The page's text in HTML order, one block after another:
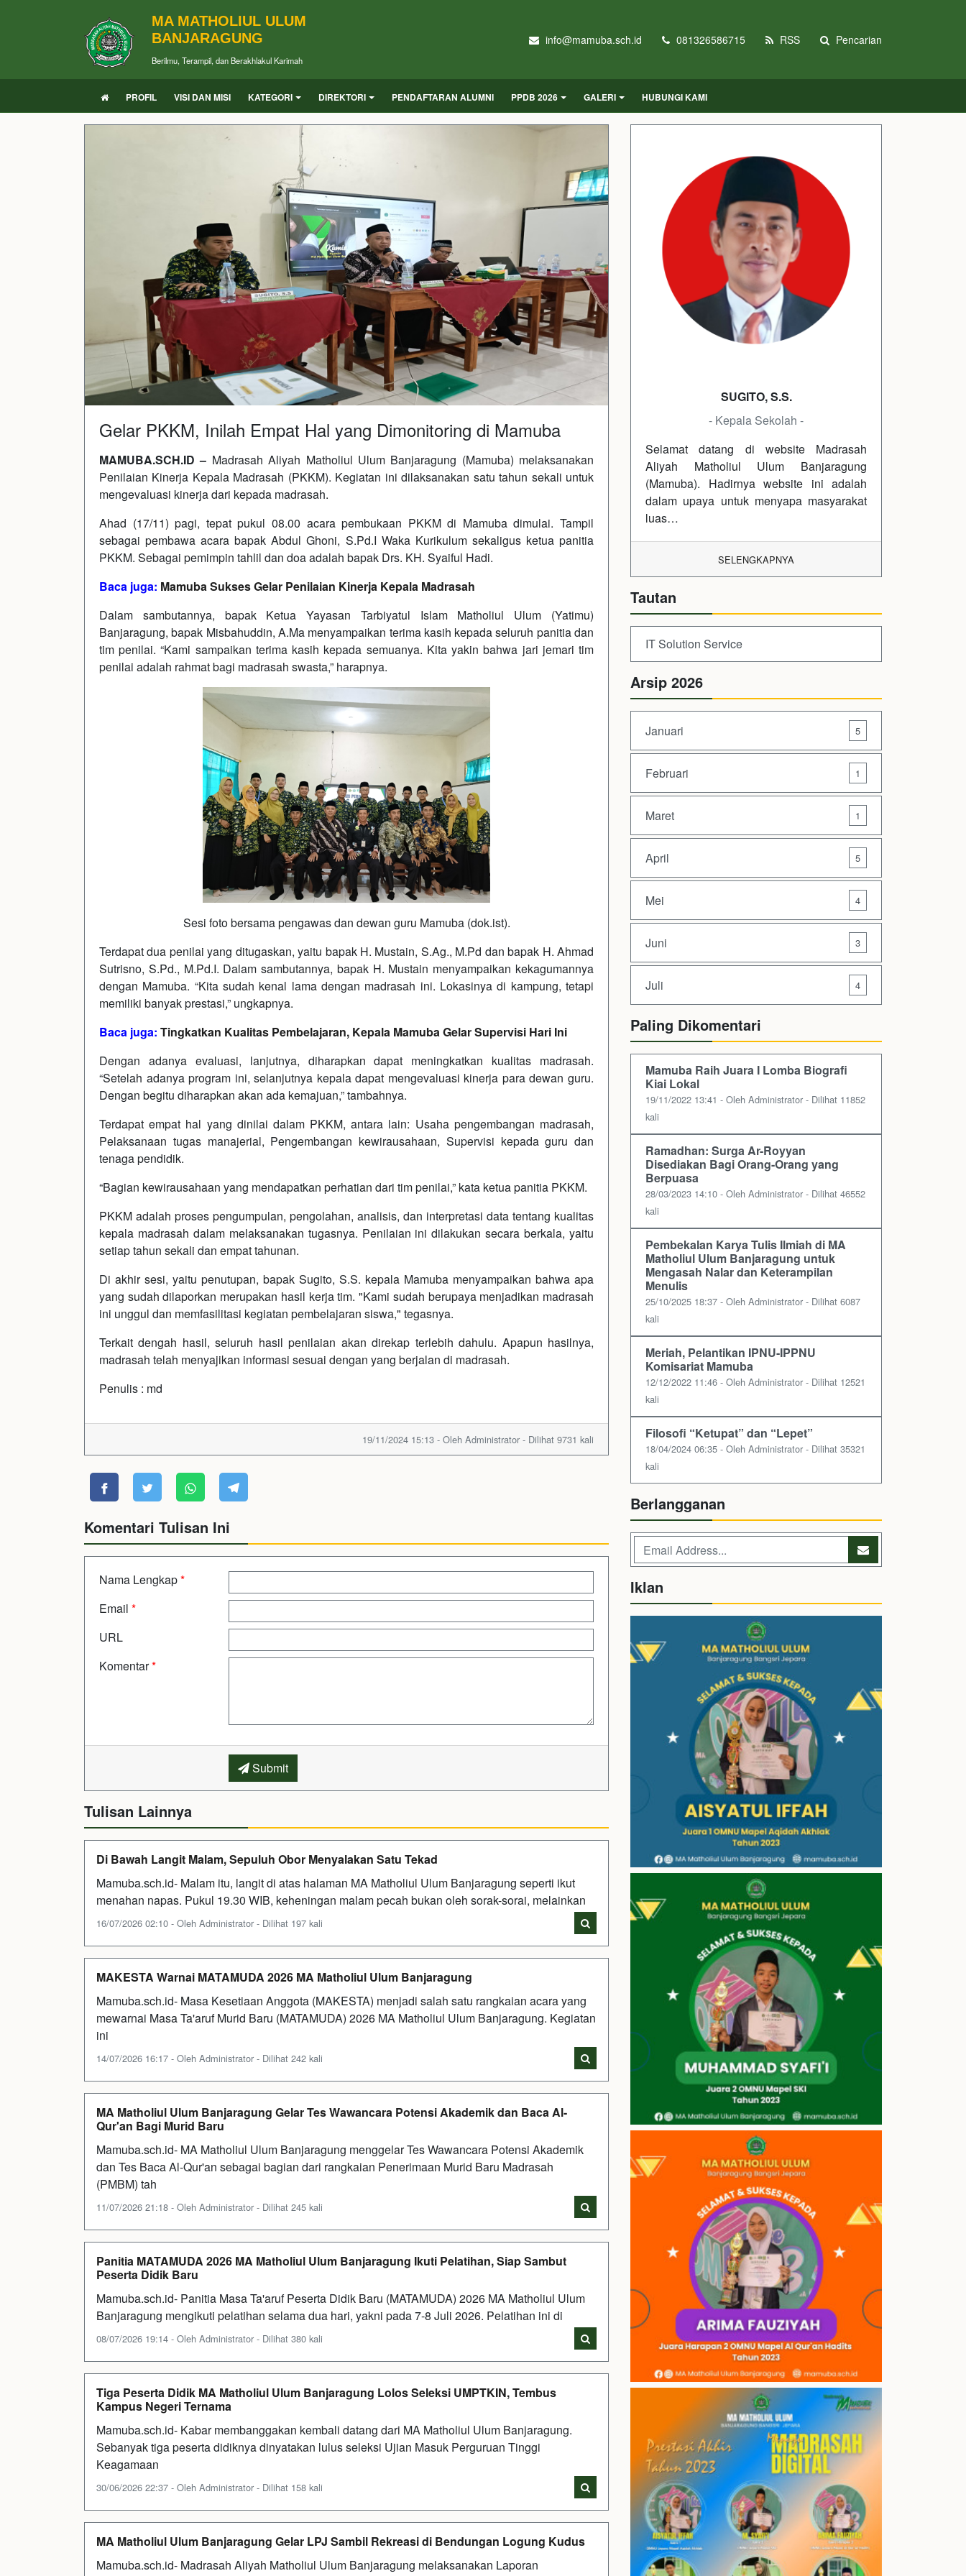
MA MATHOLIUL ULUM
BANJARAGUNG
Berilmu, Terampil, dan Berakhlakul Karimah
info@mamuba.sch.id 081326586715 RSS Pencarian
PROFIL VISI DAN MISI KATEGORI DIREKTORI PENDAFTARAN ALUMNI PPDB 2026 GALERI HUBUNGI KAMI
Gelar PKKM, Inilah Empat Hal yang Dimonitoring di Mamuba
MAMUBA.SCH.ID – Madrasah Aliyah Matholiul Ulum Banjaragung (Mamuba) melaksanakan
Penilaian Kinerja Kepala Madrasah (PKKM). Kegiatan ini dilaksanakan satu tahun sekali untuk
mengevaluasi kinerja dari kepada madrasah.
Ahad (17/11) pagi, tepat pukul 08.00 acara pembukaan PKKM di Mamuba dimulai. Tampil
sebagai pembawa acara bapak Abdul Ghoni, S.Pd.I Waka Kurikulum sekaligus ketua panitia
PKKM. Sebagai pemimpin tahlil dan doa adalah bapak Drs. KH. Syaiful Hadi.
Baca juga: Mamuba Sukses Gelar Penilaian Kinerja Kepala Madrasah
Dalam sambutannya, bapak Ketua Yayasan Tarbiyatul Islam Matholiul Ulum (Yatimu)
Banjaragung, bapak Misbahuddin, A.Ma menyampaikan terima kasih kepada seluruh panitia dan
tim penilai. “Kami sampaikan terima kasih kepada semuanya. Kita yakin bahwa jari jemari tim
penilai adalah rahmat bagi madrasah swasta,” harapnya.
Sesi foto bersama pengawas dan dewan guru Mamuba (dok.ist).
Terdapat dua penilai yang ditugaskan, yaitu bapak H. Mustain, S.Ag., M.Pd dan bapak H. Ahmad
Sutrisno, S.Pd., M.Pd.I. Dalam sambutannya, bapak H. Mustain menyampaikan kekagumannya
dengan Mamuba. “Kita sudah kenal lama dengan madrasah ini. Lokasinya di kampung, tetapi
memiliki banyak prestasi,” ungkapnya.
Baca juga: Tingkatkan Kualitas Pembelajaran, Kepala Mamuba Gelar Supervisi Hari Ini
Dengan adanya evaluasi, lanjutnya, diharapkan dapat meningkatkan kualitas madrasah.
“Setelah adanya program ini, selanjutnya kepala dapat mengevaluasi kinerja para dewan guru.
Dengan begitu diharapkan akan ada kemajuan,” tambahnya.
Terdapat empat hal yang dinilai dalam PKKM, antara lain: Usaha pengembangan madrasah,
Pelaksanaan tugas manajerial, Pengembangan kewirausahaan, Supervisi kepada guru dan
tenaga pendidik.
“Bagian kewirausahaan yang mendapatkan perhatian dari tim penilai,” kata ketua panitia PKKM.
PKKM adalah proses pengumpulan, pengolahan, analisis, dan interpretasi data tentang kualitas
kepala madrasah dalam melaksanakan tugasnya. Penilaian ini dilakukan secara berkala, yaitu
setiap tahun sekali dan empat tahunan.
Di akhir sesi, yaitu penutupan, bapak Sugito, S.S. kepala Mamuba menyampaikan bahwa apa
yang sudah dilaporkan merupakan hasil kerja tim. "Kami sudah berupaya menjadikan madrasah
ini unggul dan memfasilitasi kegiatan pembelajaran siswa," tegasnya.
Terkait dengah hasil, seluruh hasil penilaian akan direkap terlebih dahulu. Apapun hasilnya,
madrasah telah menyajikan informasi sesuai dengan yang berjalan di madrasah.
Penulis : md
19/11/2024 15:13 - Oleh Administrator - Dilihat 9731 kali
Komentari Tulisan Ini
Nama Lengkap*
Email *
URL
Komentar*
Submit
Tulisan Lainnya
Di Bawah Langit Malam, Sepuluh Obor Menyalakan Satu Tekad
Mamuba.sch.id- Malam itu, langit di atas halaman MA Matholiul Ulum Banjaragung seperti ikut
menahan napas. Pukul 19.30 WIB, keheningan malam pecah bukan oleh sorak-sorai, melainkan
16/07/2026 02:10 - Oleh Administrator - Dilihat 197 kali
MAKESTA Warnai MATAMUDA 2026 MA Matholiul Ulum Banjaragung
Mamuba.sch.id- Masa Kesetiaan Anggota (MAKESTA) menjadi salah satu rangkaian acara yang
mewarnai Masa Ta'aruf Murid Baru (MATAMUDA) 2026 MA Matholiul Ulum Banjaragung. Kegiatan
ini
14/07/2026 16:17 - Oleh Administrator - Dilihat 242 kali
MA Matholiul Ulum Banjaragung Gelar Tes Wawancara Potensi Akademik dan Baca Al-
Qur'an Bagi Murid Baru
Mamuba.sch.id- MA Matholiul Ulum Banjaragung menggelar Tes Wawancara Potensi Akademik
dan Tes Baca Al-Qur'an sebagai bagian dari rangkaian Penerimaan Murid Baru Madrasah
(PMBM) tah
11/07/2026 21:18 - Oleh Administrator - Dilihat 245 kali
Panitia MATAMUDA 2026 MA Matholiul Ulum Banjaragung Ikuti Pelatihan, Siap Sambut
Peserta Didik Baru
Mamuba.sch.id- Panitia Masa Ta'aruf Peserta Didik Baru (MATAMUDA) 2026 MA Matholiul Ulum
Banjaragung mengikuti pelatihan selama dua hari, yakni pada 7-8 Juli 2026. Pelatihan ini di
08/07/2026 19:14 - Oleh Administrator - Dilihat 380 kali
Tiga Peserta Didik MA Matholiul Ulum Banjaragung Lolos Seleksi UMPTKIN, Tembus
Kampus Negeri Ternama
Mamuba.sch.id- Kabar membanggakan kembali datang dari MA Matholiul Ulum Banjaragung.
Sebanyak tiga peserta didiknya dinyatakan lulus seleksi Ujian Masuk Perguruan Tinggi
Keagamaan
30/06/2026 22:37 - Oleh Administrator - Dilihat 158 kali
MA Matholiul Ulum Banjaragung Gelar LPJ Sambil Rekreasi di Bendungan Logung Kudus
Mamuba.sch.id- Madrasah Aliyah Matholiul Ulum Banjaragung melaksanakan Laporan
SUGITO, S.S.
- Kepala Sekolah -
Selamat datang di website Madrasah
Aliyah Matholiul Ulum Banjaragung
(Mamuba). Hadirnya website ini adalah
dalam upaya untuk menyapa masyarakat
luas…
SELENGKAPNYA
Tautan
IT Solution Service
Arsip 2026
Januari 5
Februari 1
Maret 1
April 5
Mei 4
Juni 3
Juli 4
Paling Dikomentari
Mamuba Raih Juara I Lomba Biografi
Kiai Lokal
19/11/2022 13:41 - Oleh Administrator - Dilihat 11852
kali
Ramadhan: Surga Ar-Royyan
Disediakan Bagi Orang-Orang yang
Berpuasa
28/03/2023 14:10 - Oleh Administrator - Dilihat 46552
kali
Pembekalan Karya Tulis Ilmiah di MA
Matholiul Ulum Banjaragung untuk
Mengasah Nalar dan Keterampilan
Menulis
25/10/2025 18:37 - Oleh Administrator - Dilihat 6087
kali
Meriah, Pelantikan IPNU-IPPNU
Komisariat Mamuba
12/12/2022 11:46 - Oleh Administrator - Dilihat 12521
kali
Filosofi “Ketupat” dan “Lepet”
18/04/2024 06:35 - Oleh Administrator - Dilihat 35321
kali
Berlangganan
Iklan